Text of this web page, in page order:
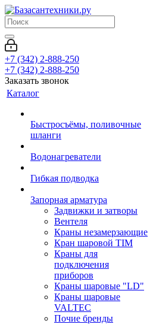
+7 (342) 2-888-250
+7 (342) 2-888-250
Заказать звонок
Каталог
Быстросъёмы, поливочные
шланги
Водонагреватели
Гибкая подводка
Запорная арматура
Задвижки и затворы
Вентеля
Краны незамерзающие
Кран шаровой TIM
Краны для
подключения
приборов
Краны шаровые "LD"
Краны шаровые
VALTEC
Почие бренды